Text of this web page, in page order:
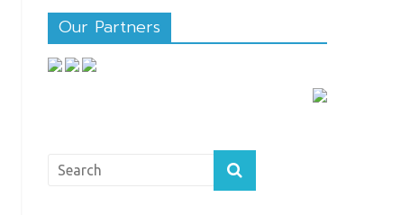
Our Partners